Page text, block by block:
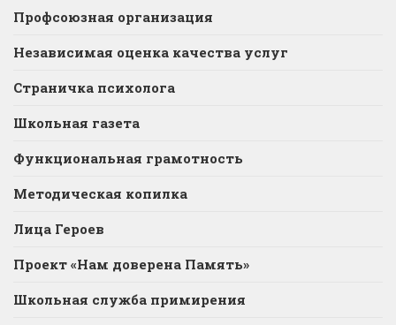
Профсоюзная организация
Независимая оценка качества услуг
Страничка психолога
Школьная газета
Функциональная грамотность
Методическая копилка
Лица Героев
Проект «Нам доверена Память»
Школьная служба примирения